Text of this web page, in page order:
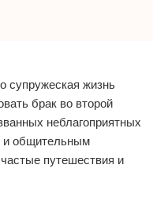
супружеская жизнь
брак во второй
неблагоприятных
и общительным
путешествия и